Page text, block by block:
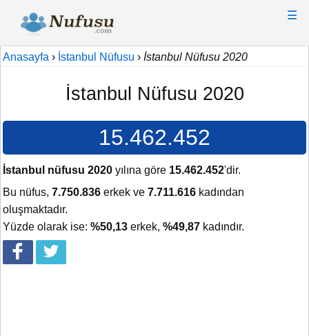
☰
Anasayfa › İstanbul Nüfusu › İstanbul Nüfusu 2020
İstanbul Nüfusu 2020
15.462.452
İstanbul nüfusu 2020 yılına göre 15.462.452'dir.
Bu nüfus, 7.750.836 erkek ve 7.711.616 kadından
oluşmaktadır.
Yüzde olarak ise: %50,13 erkek, %49,87 kadındır.